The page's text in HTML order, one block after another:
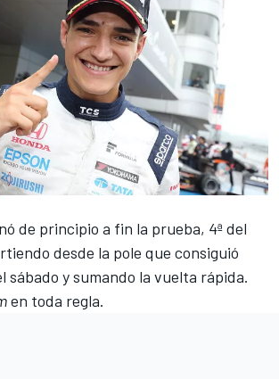
de principio a fin la prueba, 4ª del
desde la pole que consiguió
sábado y sumando la vuelta rápida.
en toda regla.